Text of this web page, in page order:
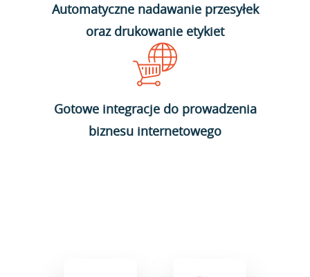
Automatyczne nadawanie przesyłek
oraz drukowanie etykiet
Gotowe integracje do prowadzenia
biznesu internetowego